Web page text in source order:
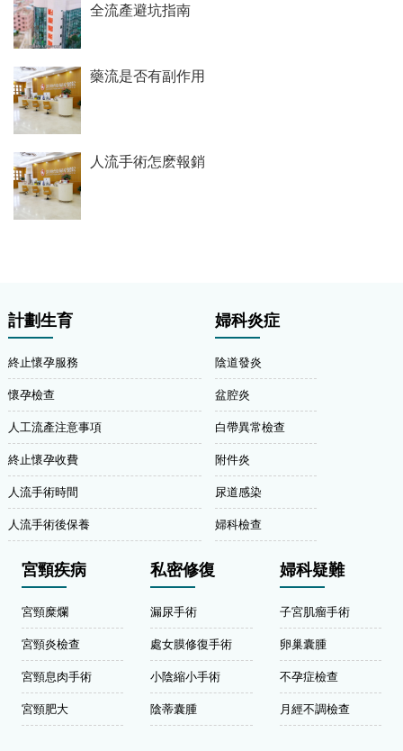
全流產避坑指南
藥流是否有副作用
人流手術怎麽報銷
計劃生育
終止懷孕服務
懷孕檢查
人工流產注意事項
終止懷孕收費
人流手術時間
人流手術後保養
婦科炎症
陰道發炎
盆腔炎
白帶異常檢查
附件炎
尿道感染
婦科檢查
宮頸疾病
宮頸糜爛
宮頸炎檢查
宮頸息肉手術
宮頸肥大
私密修復
漏尿手術
處女膜修復手術
小陰縮小手術
陰蒂囊腫
婦科疑難
子宮肌瘤手術
卵巢囊腫
不孕症檢查
月經不調檢查